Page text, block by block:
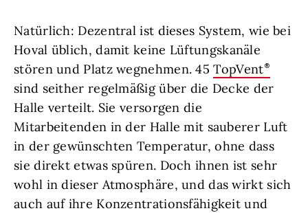
Natürlich: Dezentral ist dieses System, wie bei
Hoval üblich, damit keine Lüftungskanäle
stören und Platz wegnehmen. 45TopVent
sind seither regelmäßig über die Decke der
Halle verteilt. Sie versorgen die
Mitarbeitenden in der Halle mit sauberer Luft
in der gewünschten Temperatur, ohne dass
sie direkt etwas spüren. Doch ihnen ist sehr
wohl in dieser Atmosphäre, und das wirkt sich
auch auf ihre Konzentrationsfähigkeit und